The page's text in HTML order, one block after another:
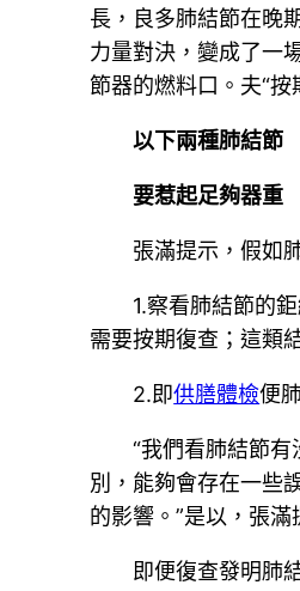
長，良多肺結節在晚
力量對決，變成了一
節器的燃料口。夫“
以下兩種肺結節
要惹起足夠器重
張滿提示，假如
1.察看肺結節的
需要按期復查；這類
2.即供膳體檢便
“我們看肺結節
別，能夠會存在一些
的影響。”是以，張
即便復查發明肺